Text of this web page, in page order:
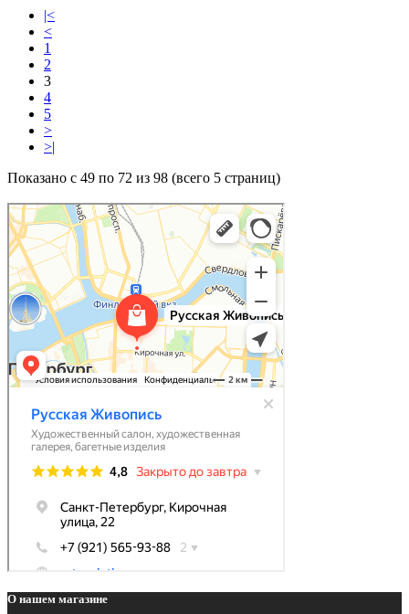
|<
<
1
2
3
4
5
>
>|
Показано с 49 по 72 из 98 (всего 5 страниц)
О нашем магазине